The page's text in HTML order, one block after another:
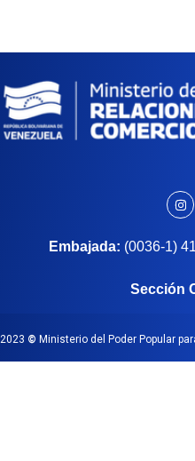
Embajada: (0036-1)
Sección
2023 © Ministerio del Poder Popular